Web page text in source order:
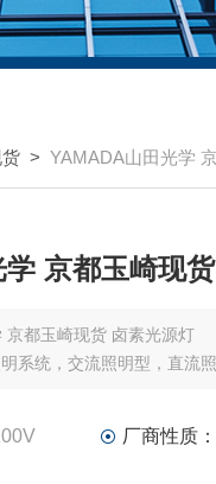
> YAMADA山田光学
YAMADA山田光学 京都玉崎现货 卤素光源灯
系统，交流照明型，直流
厂商性质：